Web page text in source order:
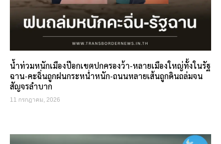
น้ำท่วมหนักเมืองป๊อกเขตปกครองว้า-หลายเมืองใหญ่ทั้งในรัฐ
ฉาน-คะฉิ่นถูกฝนกระหน่ำหนัก-ถนนหลายเส้นถูกดินถล่มจน
สัญจรลำบาก
11 กรกฎาคม, 2026